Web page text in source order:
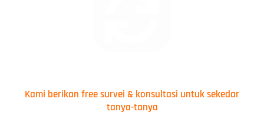
Kami berikan free survei & konsultasi untuk sekedar
tanya-tanya